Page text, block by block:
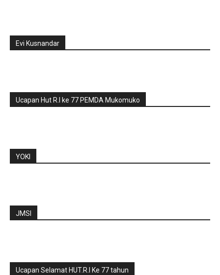
Evi Kusnandar
Ucapan Hut R.I ke 77 PEMDA Mukomuko
YOKI
JMSI
Ucapan Selamat HUT.R.I Ke 77 tahun